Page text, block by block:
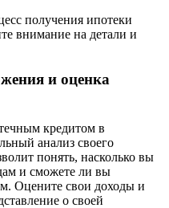
получения ипотеки
внимание на детали и
и оценка
кредитом в
анализ своего
понять, насколько вы
и сможете ли вы
Оцените свои доходы и
о своей